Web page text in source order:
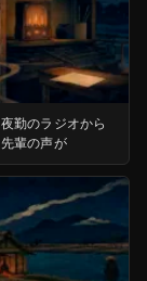
夜勤のラジオから
先輩の声が